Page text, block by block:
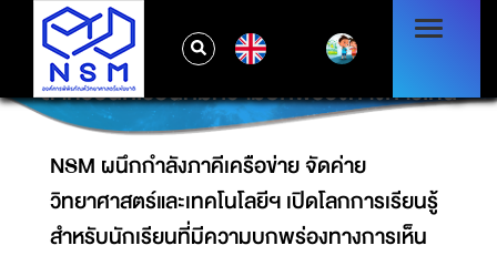
NSM ผนึกกำลังภาคีเครือข่าย จัดค่าย
วิทยาศาสตร์และเทคโนโลยีฯ เปิดโลกการเรียนรู้
สำหรับนักเรียนที่มีความบกพร่องทางการเห็น
NSM ผนึกกำลังภาคีเครือข่าย จัดค่าย
วิทยาศาสตร์และเทคโนโลยีฯ เปิดโลกการเรียนรู้
สำหรับนักเรียนที่มีความบกพร่องทางการเห็น